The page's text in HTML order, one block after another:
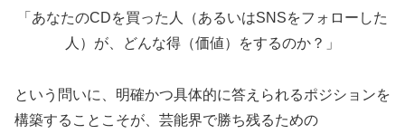
「あなたのCDを買った人（あるいはSNSをフォローした
人）が、どんな得（価値）をするのか？」
という問いに、明確かつ具体的に答えられるポジションを
構築することこそが、芸能界で勝ち残るための